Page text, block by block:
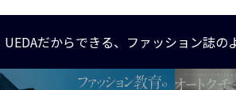
UEDAだからできる、ファッション誌の